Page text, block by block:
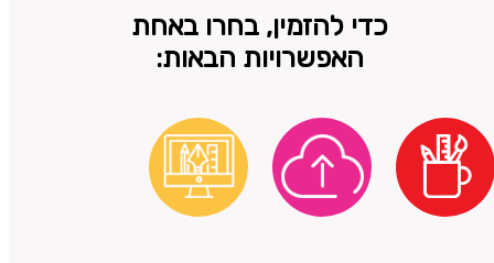
כדי להזמין, בחרו באחת
האפשרויות הבאות: